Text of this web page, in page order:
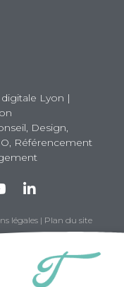
Lyon |
Design,
Référencement
légales | Plan du site